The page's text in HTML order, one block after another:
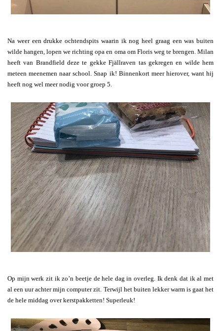
Na weer een drukke ochtendspits waarin ik nog heel graag een was buiten
wilde hangen, lopen we richting opa en oma om Floris weg te brengen. Milan
heeft van Brandfield deze te gekke Fjällraven tas gekregen en wilde hem
meteen meenemen naar school. Snap ik! Binnenkort meer hierover, want hij
heeft nog wel meer nodig voor groep 5.
Op mijn werk zit ik zo’n beetje de hele dag in overleg. Ik denk dat ik al met
al een uur achter mijn computer zit. Terwijl het buiten lekker warm is gaat het
de hele middag over kerstpakketten! Superleuk!